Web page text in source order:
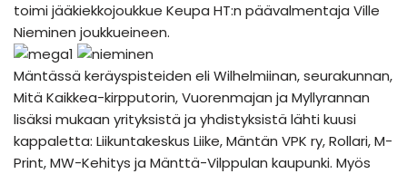
toimi jääkiekkojoukkue Keupa HT:n päävalmentaja Ville
Nieminen joukkueineen.
Mäntässä keräyspisteiden eli Wilhelmiinan, seurakunnan,
Mitä Kaikkea-kirpputorin, Vuorenmajan ja Myllyrannan
lisäksi mukaan yrityksistä ja yhdistyksistä lähti kuusi
kappaletta: Liikuntakeskus Liike, Mäntän VPK ry, Rollari, M-
Print, MW-Kehitys ja Mänttä-Vilppulan kaupunki. Myös